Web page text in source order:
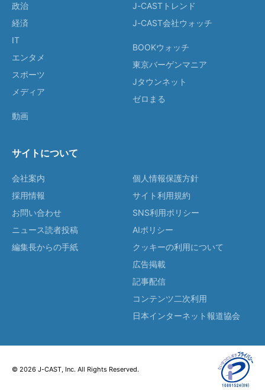
政治
経済
IT
エンタメ
スポーツ
メディア
動画
J-CASTトレンド
J-CAST会社ウォッチ
BOOKウォッチ
東京バーゲンマニア
Jタウンネット
ゼロまる
サイトについて
会社案内
採用情報
お問い合わせ
ニュース読者投稿
編集長からの手紙
個人情報保護方針
サイト利用規約
SNS利用ポリシー
AIポリシー
クッキーの利用について
広告掲載
記事配信
コンテンツ二次利用
日本インターネット報道協会
© 2026 J-CAST, Inc. All Rights Reserved.